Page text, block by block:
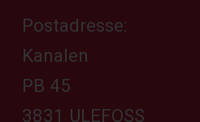
Postadresse:
Kanalen
PB 45
3831 ULEFOSS